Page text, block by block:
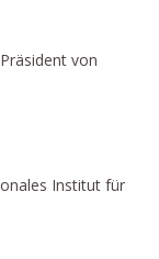
von
Institut für